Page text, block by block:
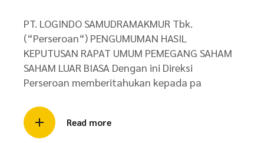
PT. LOGINDO SAMUDRAMAKMUR Tbk.
(“Perseroan“) PENGUMUMAN HASIL
KEPUTUSAN RAPAT UMUM PEMEGANG SAHAM
SAHAM LUAR BIASA Dengan ini Direksi
Perseroan memberitahukan kepada pa
Read more